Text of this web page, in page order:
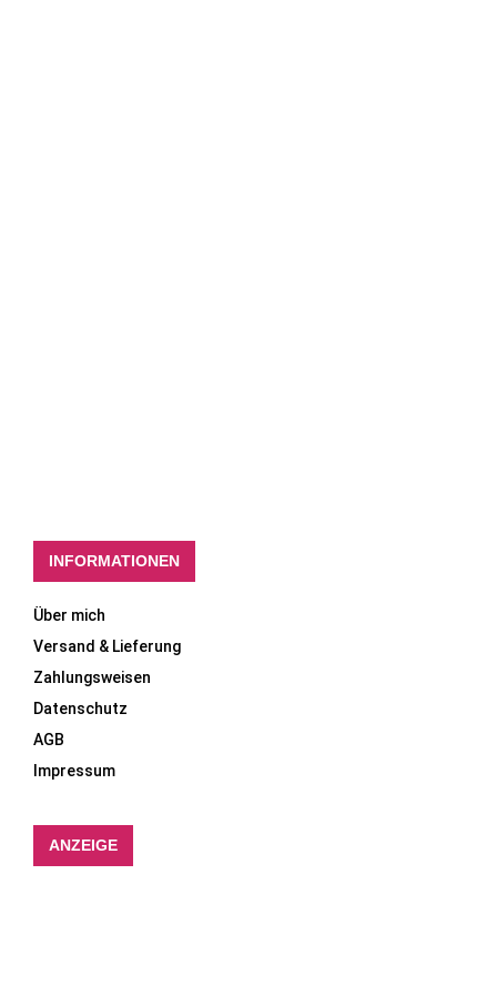
INFORMATIONEN
Über mich
Versand & Lieferung
Zahlungsweisen
Datenschutz
AGB
Impressum
ANZEIGE